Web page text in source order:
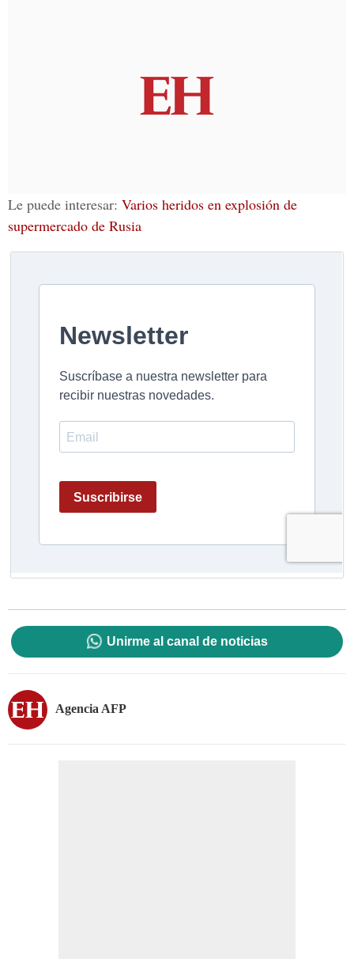
Le puede interesar: Varios heridos en explosión de
supermercado de Rusia
Unirme al canal de noticias
Agencia AFP